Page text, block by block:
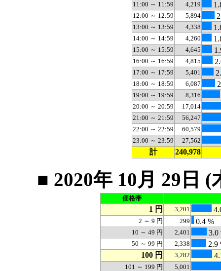
11:00 ～ 11:59 4,219
12:00 ～ 12:59 5,894
13:00 ～ 13:59 4,338
14:00 ～ 14:59 4,260
15:00 ～ 15:59 4,645
16:00 ～ 16:59 4,815
17:00 ～ 17:59 5,401
18:00 ～ 18:59 6,087
19:00 ～ 19:59 8,316
20:00 ～ 20:59
17,014
21:00 ～ 21:59
56,247
22:00 ～ 22:59
60,579
23:00 ～ 23:59
27,562
計 240,978
■ 2020年 10月 29日
価格帯
1 円 3,201
2 ～ 9 円 299 0.4 %
10 ～ 49 円 2,401 3.0
50 ～ 99 円 2,338
2.9
100 円
3,282
101 ～ 199 円
5,001